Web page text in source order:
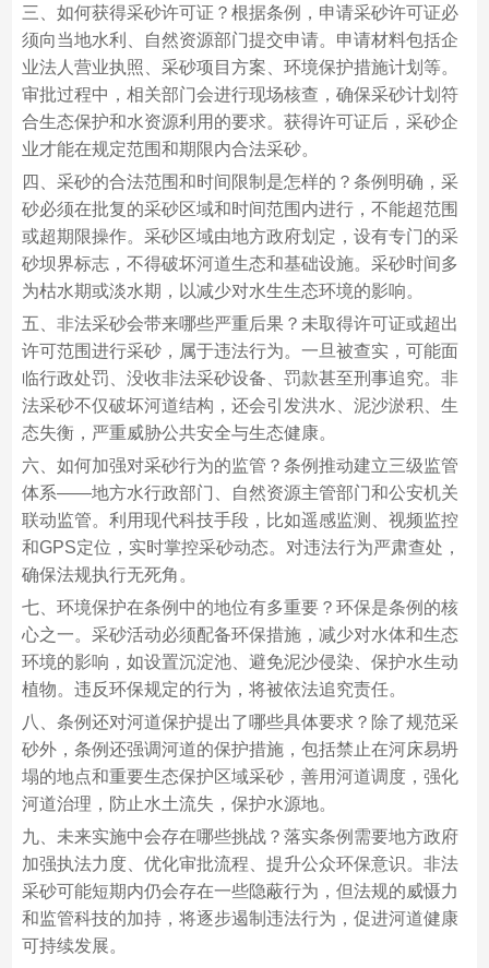
三、如何获得采砂许可证？根据条例，申请采砂许可证必
须向当地水利、自然资源部门提交申请。申请材料包括企
业法人营业执照、采砂项目方案、环境保护措施计划等。
审批过程中，相关部门会进行现场核查，确保采砂计划符
合生态保护和水资源利用的要求。获得许可证后，采砂企
业才能在规定范围和期限内合法采砂。
四、采砂的合法范围和时间限制是怎样的？条例明确，采
砂必须在批复的采砂区域和时间范围内进行，不能超范围
或超期限操作。采砂区域由地方政府划定，设有专门的采
砂坝界标志，不得破坏河道生态和基础设施。采砂时间多
为枯水期或淡水期，以减少对水生生态环境的影响。
五、非法采砂会带来哪些严重后果？未取得许可证或超出
许可范围进行采砂，属于违法行为。一旦被查实，可能面
临行政处罚、没收非法采砂设备、罚款甚至刑事追究。非
法采砂不仅破坏河道结构，还会引发洪水、泥沙淤积、生
态失衡，严重威胁公共安全与生态健康。
六、如何加强对采砂行为的监管？条例推动建立三级监管
体系——地方水行政部门、自然资源主管部门和公安机关
联动监管。利用现代科技手段，比如遥感监测、视频监控
和GPS定位，实时掌控采砂动态。对违法行为严肃查处，
确保法规执行无死角。
七、环境保护在条例中的地位有多重要？环保是条例的核
心之一。采砂活动必须配备环保措施，减少对水体和生态
环境的影响，如设置沉淀池、避免泥沙侵染、保护水生动
植物。违反环保规定的行为，将被依法追究责任。
八、条例还对河道保护提出了哪些具体要求？除了规范采
砂外，条例还强调河道的保护措施，包括禁止在河床易坍
塌的地点和重要生态保护区域采砂，善用河道调度，强化
河道治理，防止水土流失，保护水源地。
九、未来实施中会存在哪些挑战？落实条例需要地方政府
加强执法力度、优化审批流程、提升公众环保意识。非法
采砂可能短期内仍会存在一些隐蔽行为，但法规的威慑力
和监管科技的加持，将逐步遏制违法行为，促进河道健康
可持续发展。